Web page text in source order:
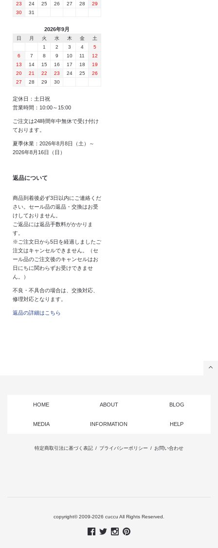
23
24 25 26 27 28
29
30
31
2026年9月
日 月 火 水 木 金
土
1
2 3 4
5
6
7 8 9 10 11
12
13
14 15 16 17 18
19
20
21 22 23 24 25
26
27
28 29 30
定休日：土日祝
営業時間：10:00～15:00
ご注文は24時間年中無休で受け付け
ております。
夏季休業：2026年8月8日（土）～
2026年8月16日（日）
返品について
商品到着後必ず3日以内にご連絡くだ
さい。セール品の返品・交換はお受
けしておりません。
ご返品には返品手数料がかかりま
す。
※ご注文日から5日を経過しましたご
注文はキャンセルできません。（セ
ール品のご注文後のキャンセルはお
日にちに関わらずお受けできませ
ん。）
不良・不具合の場合は、交換対応、
修理対応となります。
返品の詳細はこちら
HOME ABOUT BLOG
MEDIA INFORMATION HELP
特定商取引法に基づく表記 / プライバシーポリシー / お問い合わせ
copyright© 2009-2026 cuccu All Rights Reserved.